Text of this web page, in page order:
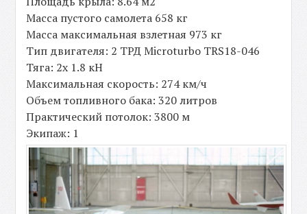
Масса пустого самолета 658 кг
Масса максимальная взлетная 973 кг
Тип двигателя: 2 ТРД Microturbo TRS18-046
Тяга: 2х 1.8 кН
Максимальная скорость: 274 км/ч
Объем топливного бака: 320 литров
Практический потолок: 3800 м
Экипаж: 1